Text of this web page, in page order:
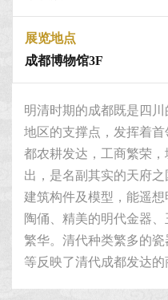
展览地点
成都博物馆3F
明清时期的成都既是四
地区的支撑点，发挥着
都农耕发达，工商繁荣
出，是名副其实的天府
建筑构件及模型，能遥
陶俑、精美的明代金器
繁华。清代种类繁多的
等反映了清代成都发达的